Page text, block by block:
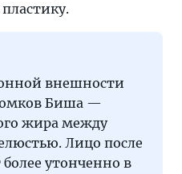
внешности
Биша —
жира между
Лицо после
утонченно в